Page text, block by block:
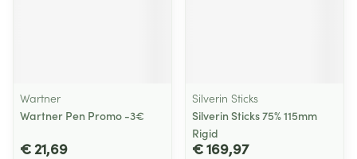
Wartner
Wartner Pen Promo -3€
€ 21,69
Silverin Sticks
Silverin Sticks 75% 115mm
Rigid
€ 169,97